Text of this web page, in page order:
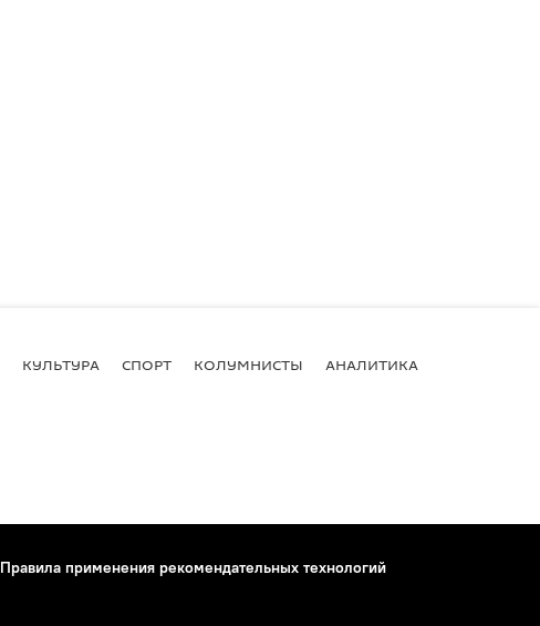
КУЛЬТУРА СПОРТ КОЛУМНИСТЫ АНАЛИТИКА
Правила применения рекомендательных технологий